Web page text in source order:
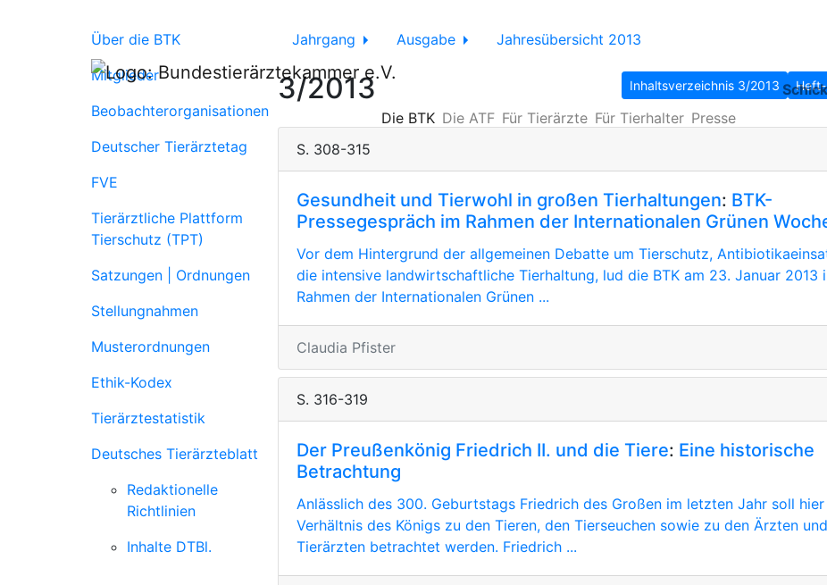
Die BTK Die ATF Für Tierärzte Für Tierhalter Presse
Über die BTK
Mitglieder
Beobachterorganisationen
Deutscher Tierärztetag
FVE
Tierärztliche Plattform
Tierschutz (TPT)
Satzungen | Ordnungen
Stellungnahmen
Musterordnungen
Ethik-Kodex
Tierärztestatistik
Deutsches Tierärzteblatt
Redaktionelle
Richtlinien
Inhalte DTBl.
Jahrgang Ausgabe Jahresübersicht 2013
3/2013 Inhaltsverzeichnis 3/2013
S. 308-315
Gesundheit und Tierwohl in großen Tierhaltungen: BTK-
Pressegespräch im Rahmen der Internationalen Grünen
Vor dem Hintergrund der allgemeinen Debatte um Tierschutz,
die intensive landwirtschaftliche Tierhaltung, lud die BTK am 23. Januar 2013
Rahmen der Internationalen Grünen ...
Claudia Pfister
S. 316-319
Der Preußenkönig Friedrich II. und die Tiere: Eine historische
Betrachtung
Anlässlich des 300. Geburtstags Friedrich des Großen im letzten Jahr soll
Verhältnis des Königs zu den Tieren, den Tierseuchen sowie zu den Ärzten und
Tierärzten betrachtet werden. Friedrich ...